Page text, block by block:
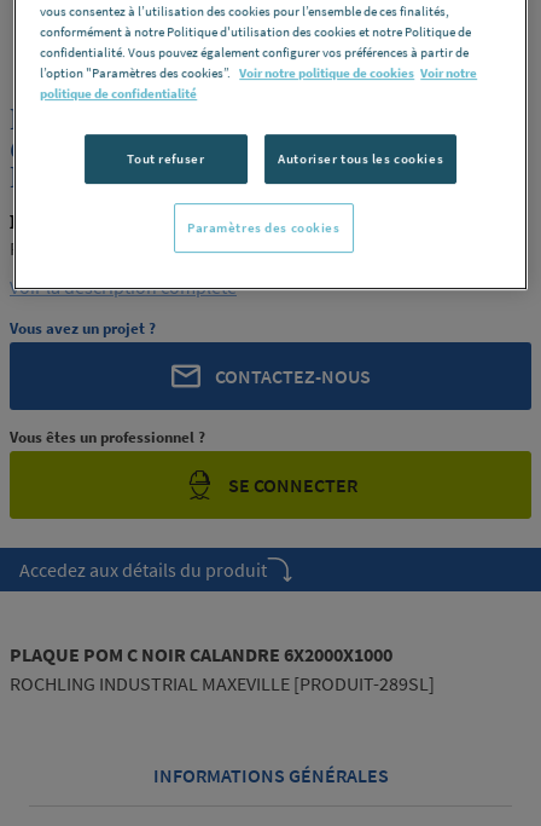
ROCHLING REF : 289SL
PLAQUE POM C NOIR CALANDRE
6X2000X1000 ROCHLING INDUSTRIAL
MAXEVILLE [PRODUIT-289SL]
ROCHLING PRODUIT-289SL
ROCHLING INDUSTRIAL MAXEVILLE [PRODUIT-289SL]
Voir la description complète
Vous avez un projet ?
CONTACTEZ-NOUS
Vous êtes un professionnel ?
SE CONNECTER
Accedez aux détails du produit
PLAQUE POM C NOIR CALANDRE 6X2000X1000
ROCHLING INDUSTRIAL MAXEVILLE [PRODUIT-289SL]
INFORMATIONS GÉNÉRALES
vous consentez à l’utilisation des cookies pour l’ensemble de ces finalités,
conformément à notre Politique d'utilisation des cookies et notre Politique de
confidentialité. Vous pouvez également configurer vos préférences à partir de
l’option "Paramètres des cookies”. Voir notre politique de cookies Voir notre
politique de confidentialité
Tout refuser Autoriser tous les cookies
Paramètres des cookies